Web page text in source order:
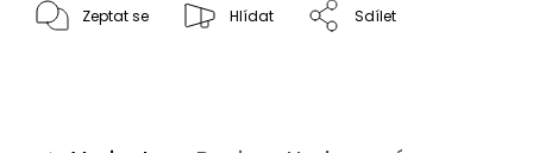
Zeptat se Hlídat Sdílet